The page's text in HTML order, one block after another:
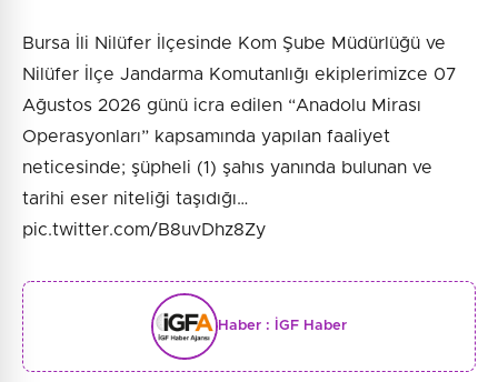
Bursa İli Nilüfer İlçesinde Kom Şube Müdürlüğü ve
Nilüfer İlçe Jandarma Komutanlığı ekiplerimizce 07
Ağustos 2026 günü icra edilen “Anadolu Mirası
Operasyonları” kapsamında yapılan faaliyet
neticesinde; şüpheli (1) şahıs yanında bulunan ve
tarihi eser niteliği taşıdığı…
pic.twitter.com/B8uvDhz8Zy
Haber : İGF Haber